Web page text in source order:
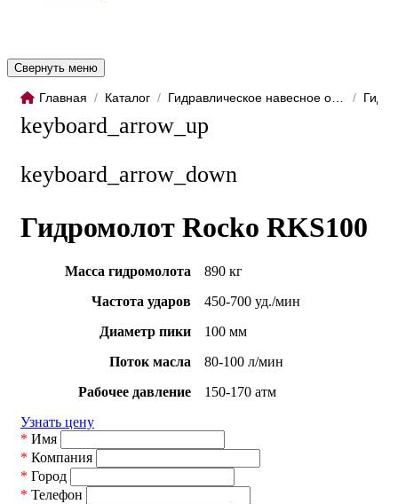
Свернуть меню
Главная / Каталог / /
keyboard_arrow_up
keyboard_arrow_down
Гидромолот Rocko RKS100
Масса гидромолота
890 кг
Частота ударов
450-700 уд./мин
Диаметр пики
100 мм
Поток масла
80-100 л/мин
Рабочее давление
150-170 атм
Узнать цену
* Имя
* Компания
* Город
* Телефон